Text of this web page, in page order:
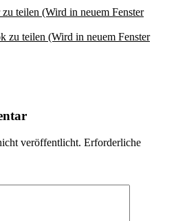
teilen (Wird in neuem Fenster
zu teilen (Wird in neuem Fenster
veröffentlicht. Erforderliche